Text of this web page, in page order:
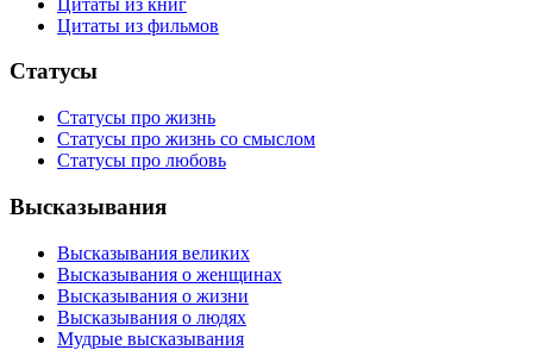
Цитаты из фильмов
Статусы
Статусы про жизнь
Статусы про жизнь со смыслом
Статусы про любовь
Высказывания
Высказывания великих
Высказывания о женщинах
Высказывания о жизни
Высказывания о людях
Мудрые высказывания